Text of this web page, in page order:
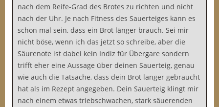
nach dem Reife-Grad des Brotes zu richten und nicht
nach der Uhr. Je nach Fitness des Sauerteiges kann es
schon mal sein, dass ein Brot länger brauch. Sei mir
nicht böse, wenn ich das jetzt so schreibe, aber die
Säurenote ist dabei kein Indiz für Übergare sondern
trifft eher eine Aussage über deinen Sauerteig, genau
wie auch die Tatsache, dass dein Brot länger gebraucht
hat als im Rezept angegeben. Dein Sauerteig klingt mir
nach einem etwas triebschwachen, stark säuerenden